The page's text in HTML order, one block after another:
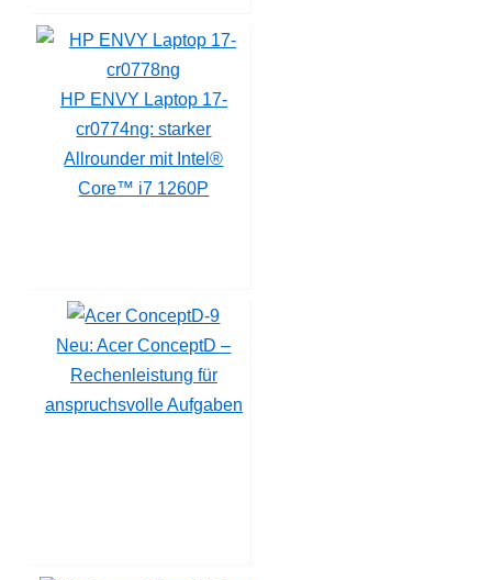
HP ENVY Laptop 17-
cr0774ng: starker
Allrounder mit Intel®
Core™ i7 1260P
Neu: Acer ConceptD –
Rechenleistung für
anspruchsvolle Aufgaben